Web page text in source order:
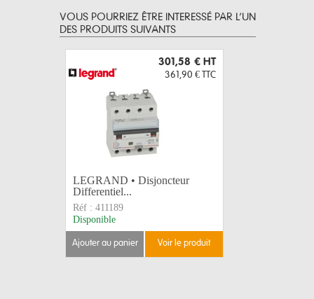
VOUS POURRIEZ ÊTRE INTERESSÉ PAR L’UN
DES PRODUITS SUIVANTS
301,58 € HT
361,90 € TTC
LEGRAND • Disjoncteur
Differentiel...
Réf : 411189
Disponible
ajouter au panier voir le produit